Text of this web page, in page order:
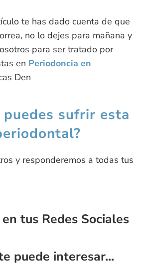
te has dado cuenta de que
no lo dejes para mañana y
para ser tratado por
en Periodoncia en
Den
puedes sufrir esta
y responderemos a todas tus
tus Redes Sociales
puede interesar...